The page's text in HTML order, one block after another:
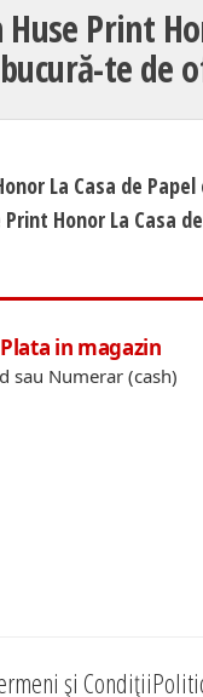
Print
te de
La Casa de
Print Honor La Casa
Plata in magazin
sau Numerar (cash)
și Condiții